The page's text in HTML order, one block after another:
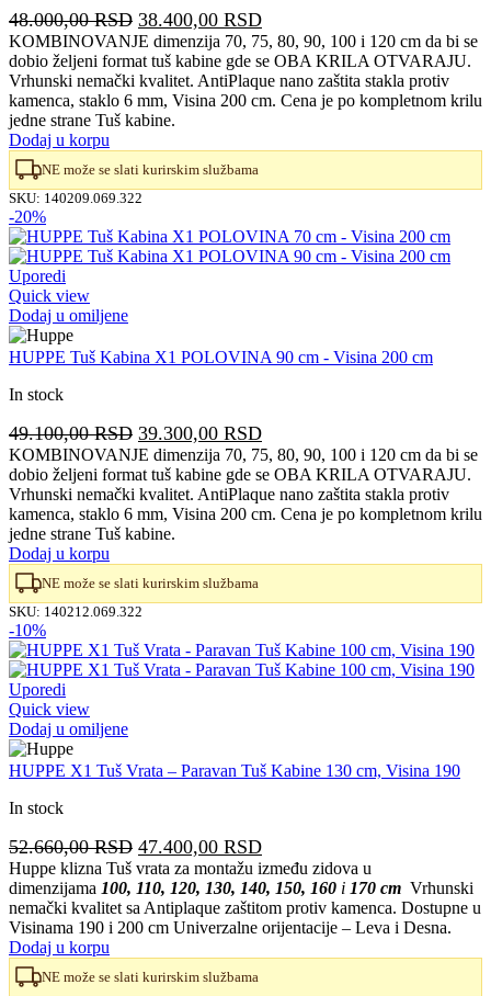
48.000,00RSD Originalna
cena
je
bila:
48.000,00 RSD.
38.400,00 RSDTrenutna
cena
je:
38.400,00 RSD.
KOMBINOVANJE dimenzija 70, 75, 80, 90, 100 i 120 cm da bi se
dobio željeni format tuš kabine gde se OBA KRILA OTVARAJU.
Vrhunski nemački kvalitet. AntiPlaque nano zaštita stakla protiv
kamenca, staklo 6 mm, Visina 200 cm. Cena je po kompletnom krilu
jedne strane Tuš kabine.
Dodaj u korpu
NE može se slati kurirskim službama
SKU: 140209.069.322
-20%
Uporedi
Quick view
Dodaj u omiljene
HUPPE Tuš Kabina X1 POLOVINA 90 cm - Visina 200 cm
In stock
49.100,00RSD Originalna
cena
je
bila:
49.100,00 RSD.
39.300,00 RSDTrenutna
cena
je:
39.300,00 RSD.
KOMBINOVANJE dimenzija 70, 75, 80, 90, 100 i 120 cm da bi se
dobio željeni format tuš kabine gde se OBA KRILA OTVARAJU.
Vrhunski nemački kvalitet. AntiPlaque nano zaštita stakla protiv
kamenca, staklo 6 mm, Visina 200 cm. Cena je po kompletnom krilu
jedne strane Tuš kabine.
Dodaj u korpu
NE može se slati kurirskim službama
SKU: 140212.069.322
-10%
Uporedi
Quick view
Dodaj u omiljene
HUPPE X1 Tuš Vrata – Paravan Tuš Kabine 130 cm, Visina 190
In stock
52.660,00RSD Originalna
cena
je
bila:
52.660,00 RSD.
47.400,00 RSDTrenutna
cena
je:
47.400,00 RSD.
Huppe klizna Tuš vrata za montažu između zidova u
dimenzijama 100, 110, 120, 130, 140, 150, 160 i 170 cm Vrhunski
nemački kvalitet sa Antiplaque zaštitom protiv kamenca. Dostupne u
Visinama 190 i 200 cm Univerzalne orijentacije – Leva i Desna.
Dodaj u korpu
NE može se slati kurirskim službama